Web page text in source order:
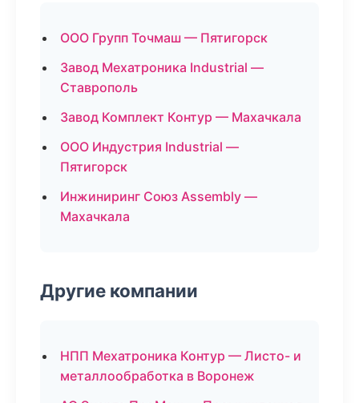
ООО Групп Точмаш — Пятигорск
Завод Мехатроника Industrial —
Ставрополь
Завод Комплект Контур — Махачкала
ООО Индустрия Industrial —
Пятигорск
Инжиниринг Союз Assembly —
Махачкала
Другие компании
НПП Мехатроника Контур — Листо- и
металлообработка в Воронеж